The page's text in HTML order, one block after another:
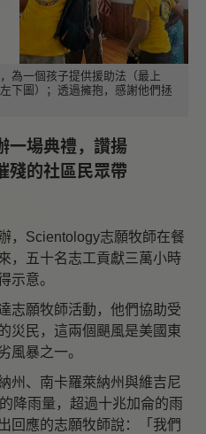
為一個孩子提供援助法（最上
下圖）；透過擁抱，感謝他們拯
一場典禮，讚揚
殘的社區民眾帶
，Scientology志願牧師在餐
，五十名志工貢獻三萬小時
示意。
志願牧師活動，他們協助受
災民，這兩個颶風是美國東
風暴之一。
州、南卡羅萊納州與維吉尼
降雨量，超過十兆加侖的雨
回應的志願牧師說：「我們